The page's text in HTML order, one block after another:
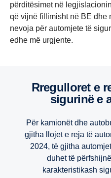
përditësimet në
që vijnë fillimisht në BE dhe
nevoja për automjete të
edhe më urgjente.
Rregulloret e reja të BE-së për
sigurinë e
Për kamionët dhe
gjitha llojet e reja të
2024, të gjitha
duhet të
karakteristikash